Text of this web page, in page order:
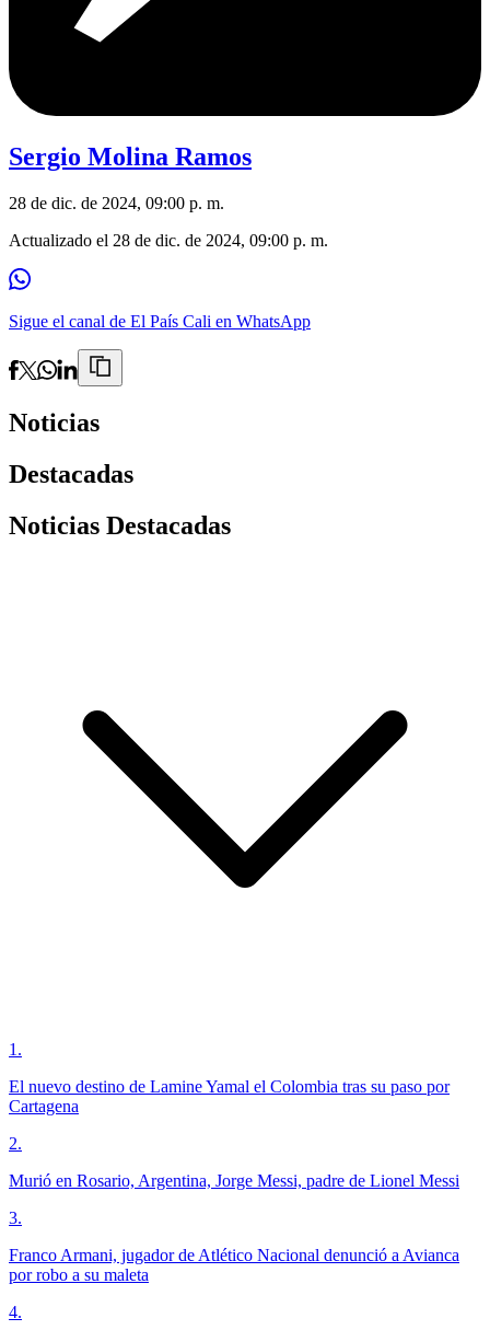
Sergio Molina Ramos
28 de dic. de 2024, 09:00 p. m.
Actualizado el 28 de dic. de 2024, 09:00 p. m.
Sigue el canal de El País Cali en WhatsApp
Noticias
Destacadas
Noticias Destacadas
1 .
El nuevo destino de Lamine Yamal el Colombia tras su paso por
Cartagena
2.
Murió en Rosario, Argentina, Jorge Messi, padre de Lionel Messi
3.
Franco Armani, jugador de Atlético Nacional denunció a Avianca
por robo a su maleta
4.